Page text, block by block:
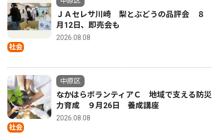
社会
ＪＡセレサ川崎 梨とぶどうの品評会 ８
月12日、即売会も
2026.08.08
社会
中原区
なかはらボランティアＣ 地域で支える防災
力育成 ９月26日 養成講座
2026.08.08